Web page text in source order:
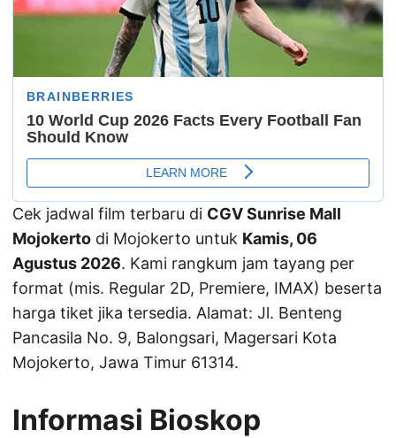
Cek jadwal film terbaru di CGV Sunrise Mall
Mojokerto di Mojokerto untuk Kamis, 06
Agustus 2026. Kami rangkum jam tayang per
format (mis. Regular 2D, Premiere, IMAX) beserta
harga tiket jika tersedia. Alamat: Jl. Benteng
Pancasila No. 9, Balongsari, Magersari Kota
Mojokerto, Jawa Timur 61314.
Informasi Bioskop